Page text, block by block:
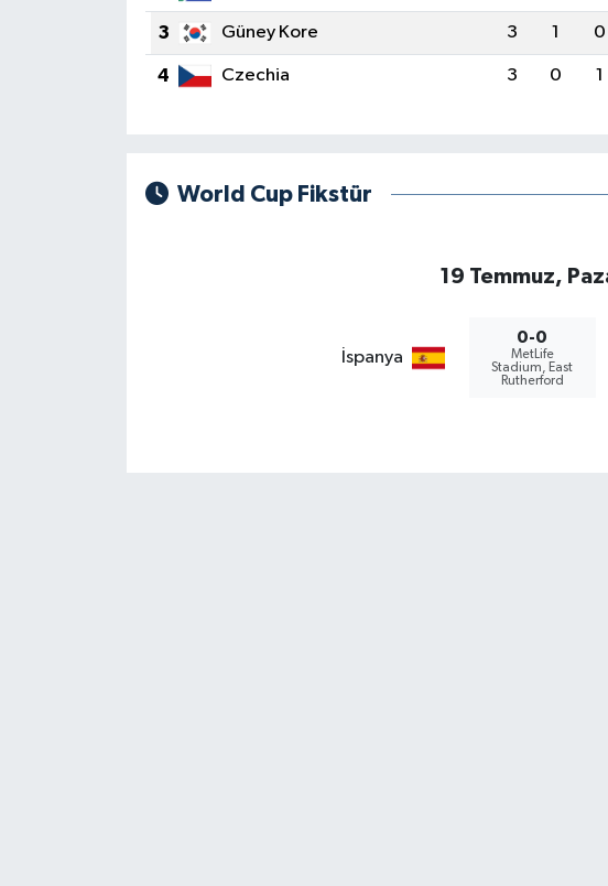
3 Güney Kore 3 1 0
4 Czechia 3 0 1
World Cup Fikstür
19 Temmuz,
İspanya
0-0
MetLife
Stadium, East
Rutherford